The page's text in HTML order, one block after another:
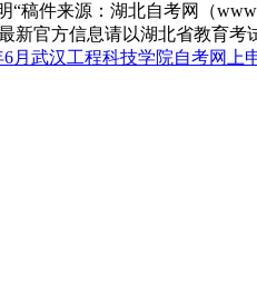
稿件来源：湖北自考网（
官方信息请以湖北省教育考
6月武汉工程科技学院自考网上